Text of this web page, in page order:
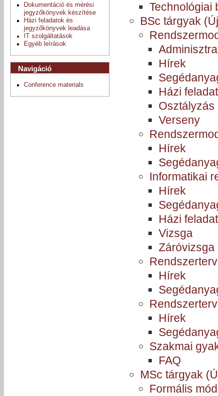
Technológiai
BSc tárgyak
Hírek
Házi feladat
Verseny
Hírek
Informatikai
Hírek
Házi feladat
Vizsga
Záróvizsga
Hírek
Hírek
Szakmai
FAQ
MSc tárgyak
Formális
Dokumentáció és mérési
jegyzőkönyvek készítése
Házi feladatok és
jegyzőkönyvek leadása
IT szolgáltatások
Egyéb leírások
Navigáció
Conference materials